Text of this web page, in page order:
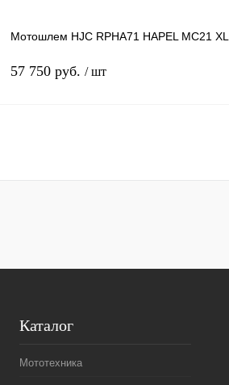
Мотошлем HJC RPHA71 HAPEL MC21 XL
57 750 руб. / шт
Купить в 1 клик К сравнению
Каталог
Мототехника